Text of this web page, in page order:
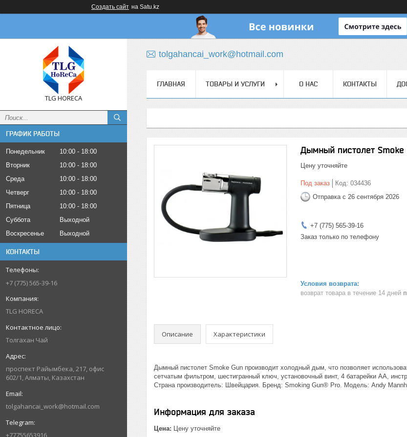
Создать сайт на Satu.kz
TLG HORECA
ГРАФИК РАБОТЫ
Понедельник 10:00
18:00
Вторник
10:00
18:00
Среда
10:00
18:00
Четверг
10:00
18:00
Пятница
10:00
18:00
Суббота
Выходной
Воскресенье
Выходной
КОНТАКТЫ
+7 (775) 565-39-16
TLG HORECA
Толгахан Чай
проспект Райымбека, 217, офис
602/1, Алматы, Казахстан
tolgahancai_work@hotmail.com
+77755653916
tolgahancai_work@hotmail.com
ГЛАВНАЯ ТОВАРЫ И УСЛУГИ О НАС КОНТАКТЫ
Дымный пистолет
Цену уточняйте
Под заказ Код: 034436
Отправка с 26 сентября 2026
+7 (775) 565-39-16
Заказ только по телефону
возврат товара в течение 14 дней
Описание Характеристики
Дымный пистолет Smoke Gun производит холодный дым, что позволяет
сетчатым фильтром, шестигранный ключ, установочный винт, 4 батарейки AA,
Страна производитель: Швейцария. Бренд: Smoking Gun® Pro. Модель: Andy
Информация для заказа
Цена: Цену уточняйте